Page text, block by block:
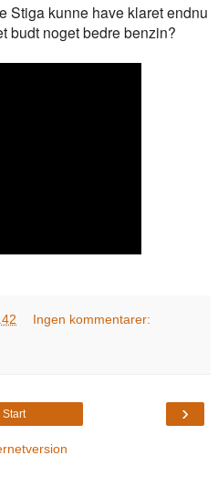
Stiga kunne have klaret endnu
budt noget bedre benzin?
Ingen kommentarer:
›
Start